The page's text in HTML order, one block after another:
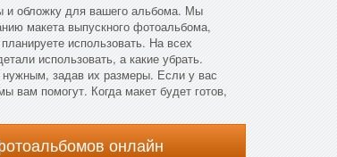
и обложку для вашего альбома. Мы
макета выпускного фотоальбома,
использовать. На всех
использовать, а какие убрать.
задав их размеры. Если у вас
вам помогут. Когда макет будет готов,
онлайн